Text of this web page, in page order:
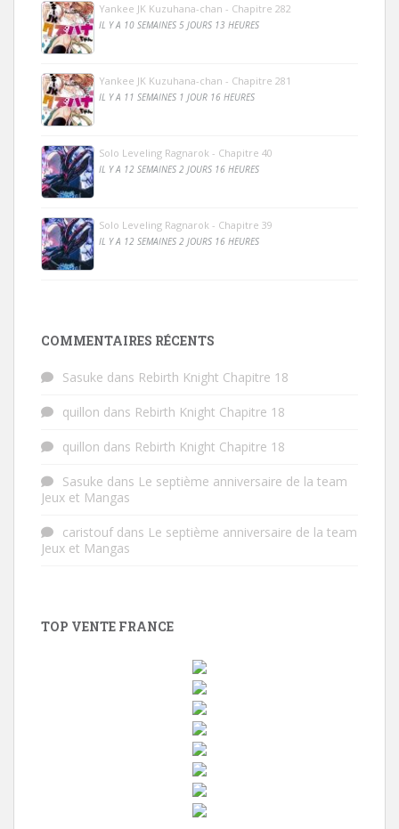
Yankee JK Kuzuhana-chan - Chapitre 282
IL Y A 10 SEMAINES 5 JOURS 13 HEURES
Yankee JK Kuzuhana-chan - Chapitre 281
IL Y A 11 SEMAINES 1 JOUR 16 HEURES
Solo Leveling Ragnarok - Chapitre 40
IL Y A 12 SEMAINES 2 JOURS 16 HEURES
Solo Leveling Ragnarok - Chapitre 39
IL Y A 12 SEMAINES 2 JOURS 16 HEURES
COMMENTAIRES RÉCENTS
Sasuke dans Rebirth Knight Chapitre 18
quillon dans Rebirth Knight Chapitre 18
quillon dans Rebirth Knight Chapitre 18
Sasuke dans Le septième anniversaire de la team
Jeux et Mangas
caristoufdans Le septième anniversaire de la team
Jeux et Mangas
TOP VENTE FRANCE